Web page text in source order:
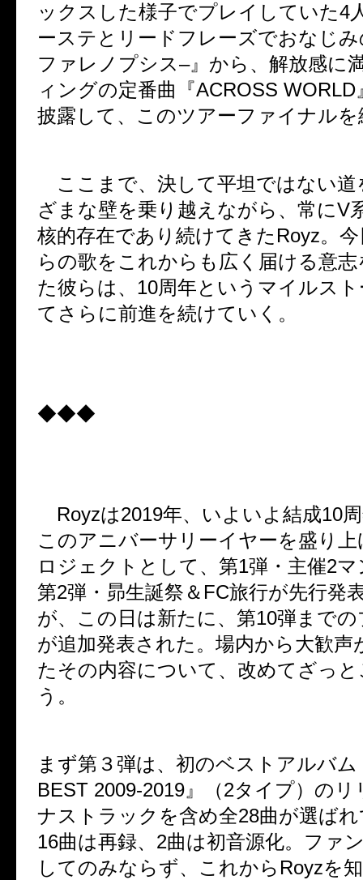
ックスした様子でプレイしていた4
ーステとリードフレーズでおなじ
ファレノプシス–』から、解放感に
ィングの定番曲『ACROSS WORLD
披露して、このツアーファイナル
ここまで、決して平坦ではない道
ざまな壁を乗り越えながら、常にV
核的存在であり続けてきた Royz。
らの歌をこれからも広く届ける意
た彼らは、 10周年というマイルス
てさらに前進を続けていく。
◆◆◆
Royzは2019年、いよいよ結成10
このアニバーサリーイヤーを盛り上
ロジェクトとして、第1弾・主催2マ
第2弾・昴生誕祭＆ FC旅行が先行発
が、この日は新たに、第10弾まで
が追加発表された。場内から大歓声
たその内容について、改めてざっ
う。
まず第３弾は、初のベストアルバム
BEST 2009-2019 』（2タイプ）のリ
ナストラックを含め全28曲が選ば
16曲は再録、 2曲は初音源化。ファ
してのみならず、これから Royzを